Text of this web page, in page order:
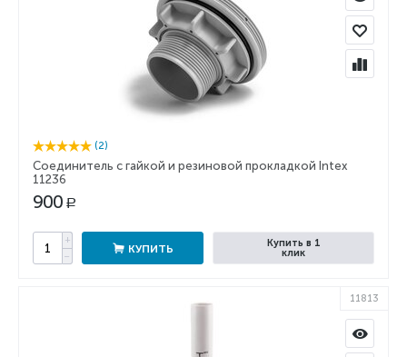
(2)
Соединитель с гайкой и резиновой прокладкой Intex
11236
900 Р
+
−
КУПИТЬ
Купить в 1
клик
11813